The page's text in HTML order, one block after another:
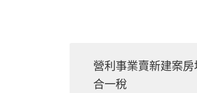
營利事業賣新建案
合一稅